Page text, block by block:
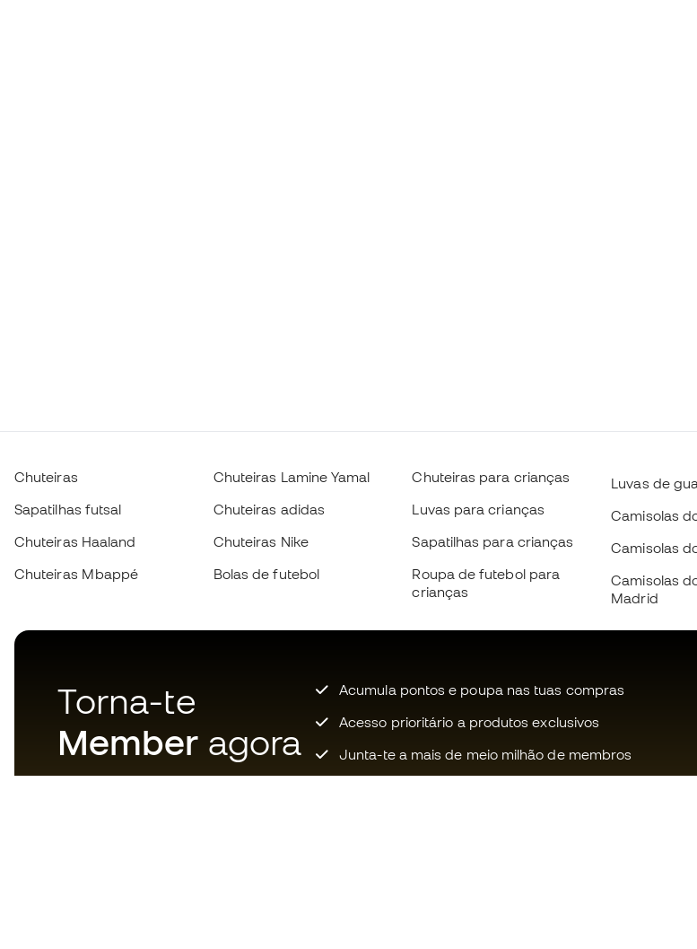
Chuteiras
Sapatilhas futsal
Chuteiras Haaland
Chuteiras Mbappé
Chuteiras Lamine Yamal
Chuteiras adidas
Chuteiras Nike
Bolas de futebol
Chuteiras para crianças
Luvas para crianças
Sapatilhas para crianças
Roupa de futebol para
crianças
Luvas de
Camisolas
Camisolas
Camisolas
Madrid
Torna-te
Member agora
Acumula pontos e poupa nas tuas compras
Acesso prioritário a produtos exclusivos
Junta-te a mais de meio milhão de membros